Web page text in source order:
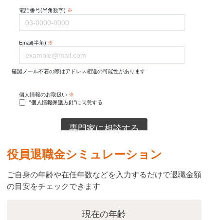
役員退職金シミュレーション
ご自身の年齢や在任年数などを入力するだけで退職金額
の目安をチェックできます
現在の年齢